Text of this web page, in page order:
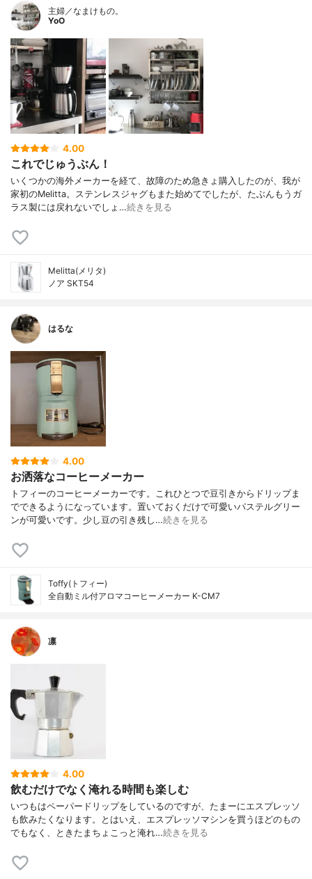
主婦／なまけもの。
YoO
4.00
これでじゅうぶん！
いくつかの海外メーカーを経て、故障のため急きょ購入したのが、我が
家初のMelitta。ステンレスジャグもまた始めてでしたが、たぶんもうガ
ラス製には戻れないでしょ…続きを見る
Melitta(メリタ)
ノア SKT54
はるな
4.00
お洒落なコーヒーメーカー
トフィーのコーヒーメーカーです。これひとつで豆引きからドリップま
でできるようになっています。置いておくだけで可愛いパステルグリー
ンが可愛いです。少し豆の引き残し…続きを見る
Toffy(トフィー)
全自動ミル付アロマコーヒーメーカー K-CM7
凛
4.00
飲むだけでなく淹れる時間も楽しむ
いつもはペーパードリップをしているのですが、たまーにエスプレッソ
も飲みたくなります。とはいえ、エスプレッソマシンを買うほどのもの
でもなく、ときたまちょこっと淹れ…続きを見る